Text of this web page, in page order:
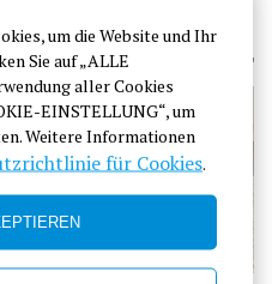
um die Website und Ihr
Sie auf „ALLE
aller Cookies
EINSTELLUNG“, um
Weitere Informationen
für Cookies.